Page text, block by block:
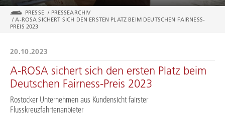
PRESSE / PRESSEARCHIV
/ A-ROSA SICHERT SICH DEN ERSTEN PLATZ BEIM DEUTSCHEN FAIRNESS-
PREIS 2023
20.10.2023
A-ROSA sichert sich den ersten Platz beim
Deutschen Fairness-Preis 2023
Rostocker Unternehmen aus Kundensicht fairster
Flusskreuzfahrtenanbieter